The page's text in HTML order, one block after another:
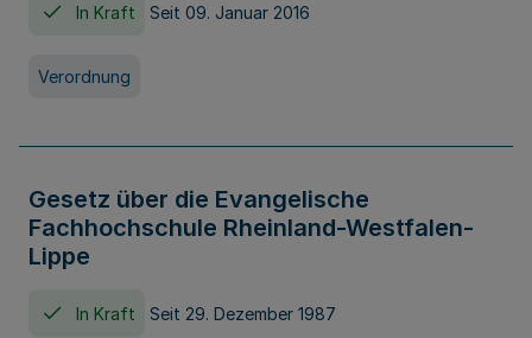
In Kraft Seit 09. Januar 2016
Verordnung
Gesetz über die Evangelische
Fachhochschule Rheinland-Westfalen-
Lippe
In Kraft Seit 29. Dezember 1987